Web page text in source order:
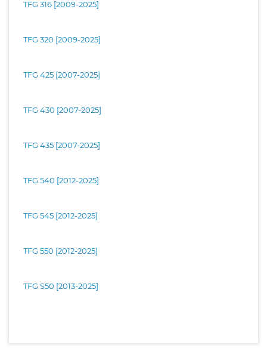
TFG 316 [2009-2025]
TFG 320 [2009-2025]
TFG 425 [2007-2025]
TFG 430 [2007-2025]
TFG 435 [2007-2025]
TFG 540 [2012-2025]
TFG 545 [2012-2025]
TFG 550 [2012-2025]
TFG S50 [2013-2025]